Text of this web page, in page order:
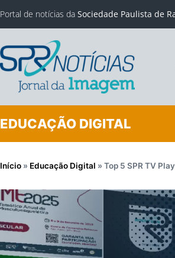
Portal de notícias da Sociedade Paulista de
EDUCAÇÃO DIGITAL
Início » Educação Digital » Top 5 SPR TV